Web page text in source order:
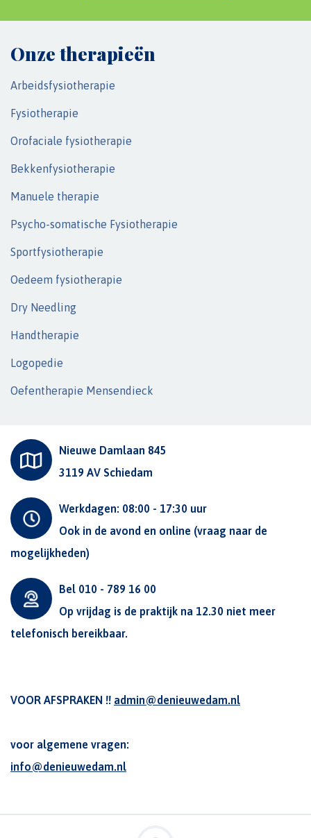
Onze therapieën
Arbeidsfysiotherapie
Fysiotherapie
Orofaciale fysiotherapie
Bekkenfysiotherapie
Manuele therapie
Psycho-somatische Fysiotherapie
Sportfysiotherapie
Oedeem fysiotherapie
Dry Needling
Handtherapie
Logopedie
Oefentherapie Mensendieck
Nieuwe Damlaan 845
3119 AV Schiedam
Werkdagen: 08:00 - 17:30 uur
Ook in de avond en online (vraag naar de
mogelijkheden)
Bel 010 - 789 16 00
Op vrijdag is de praktijk na 12.30 niet meer
telefonisch bereikbaar.
VOOR AFSPRAKEN !! admin@denieuwedam.nl
voor algemene vragen:
info@denieuwedam.nl